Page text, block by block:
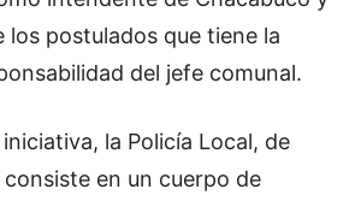
postulados que tiene la
del jefe comunal.
la Policía Local, de
consiste en un cuerpo de